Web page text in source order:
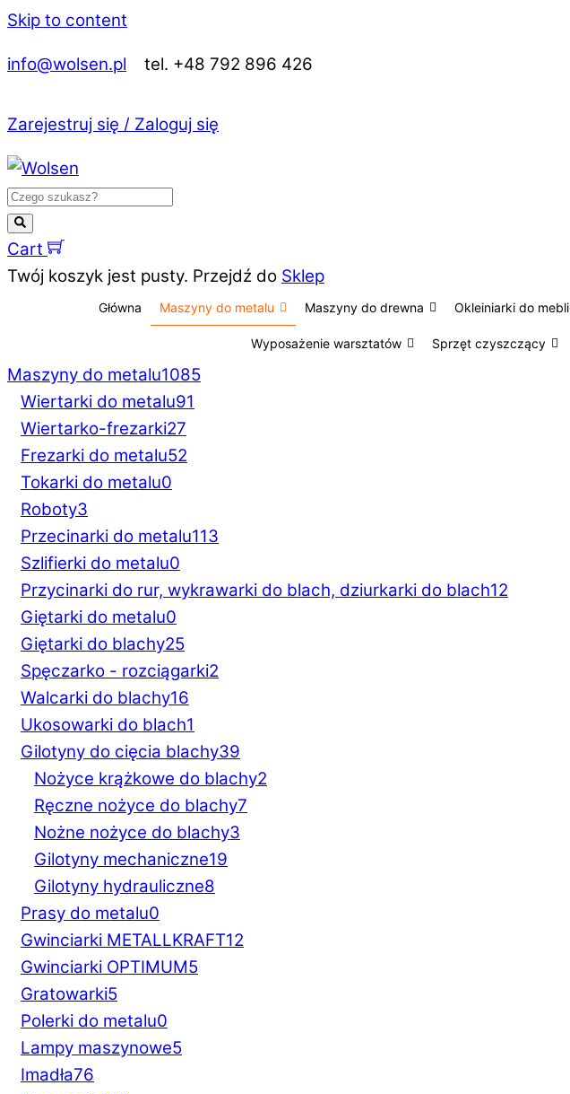
Skip to content
info@wolsen.pl tel. +48 792 896 426
Zarejestruj się / Zaloguj się
Cart
Twój koszyk jest pusty. Przejdź do Sklep
Główna Maszyny do metalu Maszyny do drewna Okleiniarki do mebli
Wyposażenie warsztatów Sprzęt czyszczący
Maszyny do metalu1085
Wiertarki do metalu91
Wiertarko-frezarki27
Frezarki do metalu52
Tokarki do metalu0
Roboty3
Przecinarki do metalu113
Szlifierki do metalu0
Przycinarki do rur, wykrawarki do blach, dziurkarki do blach12
Giętarki do metalu0
Giętarki do blachy25
Spęczarko - rozciągarki2
Walcarki do blachy16
Ukosowarki do blach1
Gilotyny do cięcia blachy39
Nożyce krążkowe do blachy2
Ręczne nożyce do blachy7
Nożne nożyce do blachy3
Gilotyny mechaniczne19
Gilotyny hydrauliczne8
Prasy do metalu0
Gwinciarki METALLKRAFT12
Gwinciarki OPTIMUM5
Gratowarki5
Polerki do metalu0
Lampy maszynowe5
Imadła76